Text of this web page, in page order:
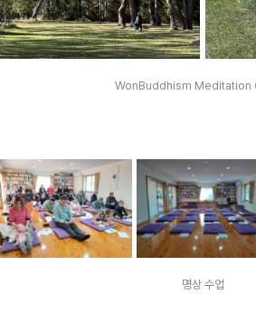
WonBuddhism Meditation
명상 수업